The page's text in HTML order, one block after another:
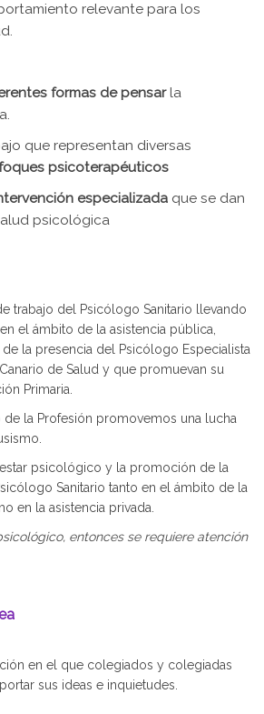
relevante para los
formas de pensarla
que representan diversas
psicoterapéuticos
especializada que se dan
psicológica
trabajo del Psicólogo Sanitario llevando
el ámbito de la asistencia pública,
la presencia del Psicólogo Especialista
de Salud y que promuevan su
Primaria.
de la Profesión promovemos una lucha
psicológico y la promoción de la
Sanitario tanto en el ámbito de la
en la asistencia privada.
entonces se requiere atención
en el que colegiados y colegiadas
sus ideas e inquietudes.